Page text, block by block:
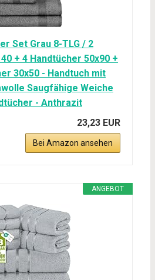
Set Grau 8-TLG / 2
+ 4 Handtücher 50x90 +
30x50 - Handtuch mit
Saugfähige Weiche
- Anthrazit
23,23 EUR
Bei Amazon ansehen
ANGEBOT